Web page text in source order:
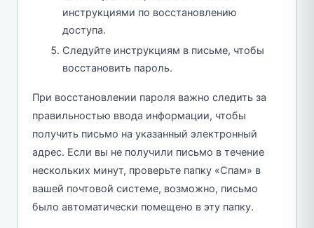
инструкциями по восстановлению
доступа.
Следуйте инструкциям в письме, чтобы
восстановить пароль.
При восстановлении пароля важно следить за
правильностью ввода информации, чтобы
получить письмо на указанный электронный
адрес. Если вы не получили письмо в течение
нескольких минут, проверьте папку «Спам» в
вашей почтовой системе, возможно, письмо
было автоматически помещено в эту папку.